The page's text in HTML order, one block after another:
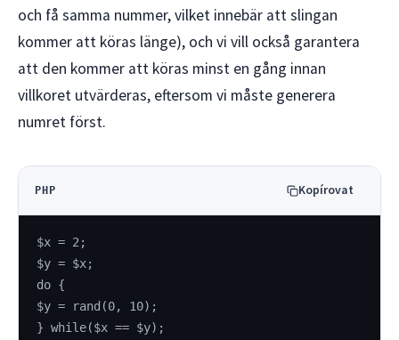
och få samma nummer, vilket innebär att slingan
kommer att köras länge), och vi vill också garantera
att den kommer att köras minst en gång innan
villkoret utvärderas, eftersom vi måste generera
numret först.
PHP Kopírovat
$x = 2;
$y = $x;
do {
$y = rand(0, 10);
} while($x == $y);